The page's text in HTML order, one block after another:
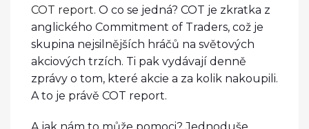
COT report. O co se jedná? COT je zkratka z
anglického Commitment of Traders, což je
skupina nejsilnějších hráčů na světových
akciových trzích. Ti pak vydávají denně
zprávy o tom, které akcie a za kolik nakoupili.
A to je právě COT report.